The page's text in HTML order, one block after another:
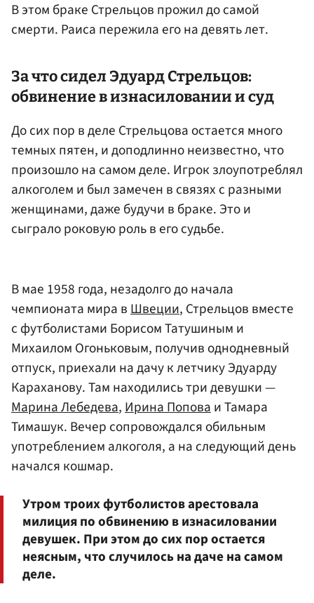
В этом браке Стрельцов прожил до самой
смерти. Раиса пережила его на девять лет.
За что сидел Эдуард Стрельцов:
обвинение в изнасиловании и суд
До сих пор в деле Стрельцова остается много
темных пятен, и доподлинно неизвестно, что
произошло на самом деле. Игрок злоупотреблял
алкоголем и был замечен в связях с разными
женщинами, даже будучи в браке. Это и
сыграло роковую роль в его судьбе.
В мае 1958 года, незадолго до начала
чемпионата мира в Швеции, Стрельцов вместе
с футболистами Борисом Татушиным и
Михаилом Огоньковым, получив однодневный
отпуск, приехали на дачу к летчику Эдуарду
Караханову. Там находились три девушки —
Марина Лебедева, Ирина Попова и Тамара
Тимашук. Вечер сопровождался обильным
употреблением алкоголя, а на следующий день
начался кошмар.
Утром троих футболистов арестовала
милиция по обвинению в изнасиловании
девушек. При этом до сих пор остается
неясным, что случилось на даче на самом
деле.